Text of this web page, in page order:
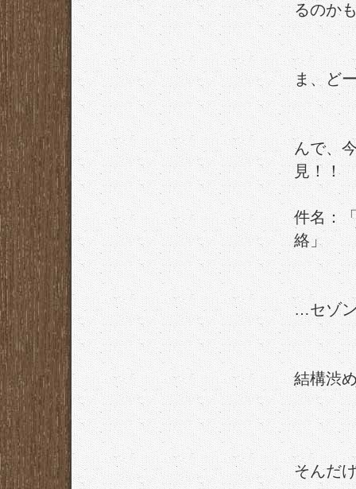
るのか
ま、ど
んで、
見！！
件名：
絡」
…セゾ
結構渋
そんだ